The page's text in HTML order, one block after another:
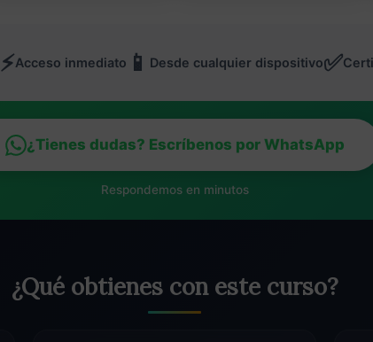
⚡Acceso inmediato 📱 Desde cualquier dispositivo✅
¿Tienes dudas? Escríbenos por WhatsApp
Respondemos en minutos
¿Qué obtienes con este curso?